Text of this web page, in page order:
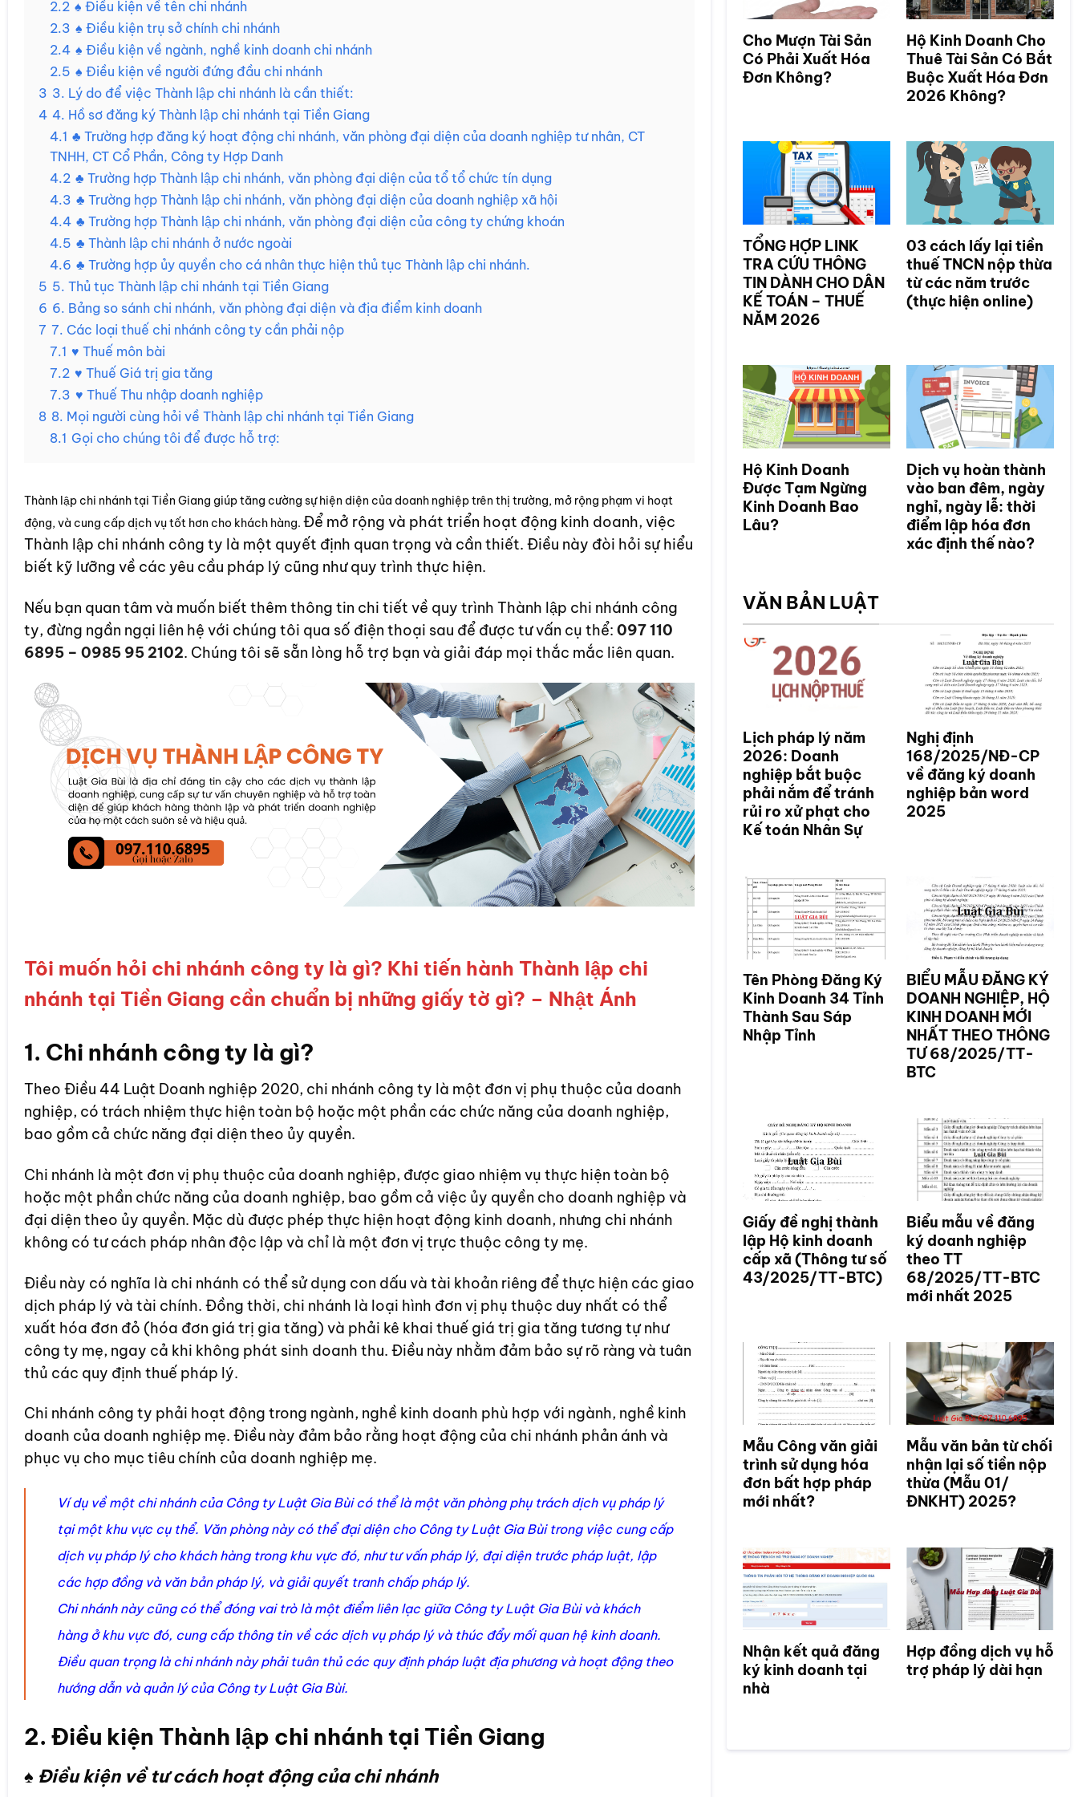
2.2 ♠ Điều kiện về tên chi nhánh
2.3 ♠ Điều kiện trụ sở chính chi nhánh
2.4 ♠ Điều kiện về ngành, nghề kinh doanh chi nhánh
2.5 ♠ Điều kiện về người đứng đầu chi nhánh
3 3. Lý do để việc Thành lập chi nhánh là cần thiết:
4 4. Hồ sơ đăng ký Thành lập chi nhánh tại Tiền Giang
4.1 ♣ Trường hợp đăng ký hoạt động chi nhánh, văn phòng đại diện của doanh nghiệp tư nhân, CT
TNHH, CT Cổ Phần, Công ty Hợp Danh
4.2 ♣ Trường hợp Thành lập chi nhánh, văn phòng đại diện của tổ tổ chức tín dụng
4.3 ♣ Trường hợp Thành lập chi nhánh, văn phòng đại diện của doanh nghiệp xã hội
4.4 ♣ Trường hợp Thành lập chi nhánh, văn phòng đại diện của công ty chứng khoán
4.5 ♣ Thành lập chi nhánh ở nước ngoài
4.6 ♣ Trường hợp ủy quyền cho cá nhân thực hiện thủ tục Thành lập chi nhánh.
5 5. Thủ tục Thành lập chi nhánh tại Tiền Giang
6 6. Bảng so sánh chi nhánh, văn phòng đại diện và địa điểm kinh doanh
7 7. Các loại thuế chi nhánh công ty cần phải nộp
7.1 ♥ Thuế môn bài
7.2 ♥ Thuế Giá trị gia tăng
7.3 ♥ Thuế Thu nhập doanh nghiệp
8 8. Mọi người cùng hỏi về Thành lập chi nhánh tại Tiền Giang
8.1 Gọi cho chúng tôi để được hỗ trợ:
Thành lập chi nhánh tại Tiền Giang giúp tăng cường sự hiện diện của doanh nghiệp trên thị trường, mở rộng phạm vi hoạt
động, và cung cấp dịch vụ tốt hơn cho khách hàng. Để mở rộng và phát triển hoạt động kinh doanh, việc
Thành lập chi nhánh công ty là một quyết định quan trọng và cần thiết. Điều này đòi hỏi sự hiểu
biết kỹ lưỡng về các yêu cầu pháp lý cũng như quy trình thực hiện.
Nếu bạn quan tâm và muốn biết thêm thông tin chi tiết về quy trình Thành lập chi nhánh công
ty, đừng ngần ngại liên hệ với chúng tôi qua số điện thoại sau để được tư vấn cụ thể: 097 110
6895 – 0985 95 2102. Chúng tôi sẽ sẵn lòng hỗ trợ bạn và giải đáp mọi thắc mắc liên quan.
Tôi muốn hỏi chi nhánh công ty là gì? Khi tiến hành Thành lập chi
nhánh tại Tiền Giang cần chuẩn bị những giấy tờ gì? – Nhật Ánh
1. Chi nhánh công ty là gì?
Theo Điều 44 Luật Doanh nghiệp 2020, chi nhánh công ty là một đơn vị phụ thuộc của doanh
nghiệp, có trách nhiệm thực hiện toàn bộ hoặc một phần các chức năng của doanh nghiệp,
bao gồm cả chức năng đại diện theo ủy quyền.
Chi nhánh là một đơn vị phụ thuộc của doanh nghiệp, được giao nhiệm vụ thực hiện toàn bộ
hoặc một phần chức năng của doanh nghiệp, bao gồm cả việc ủy quyền cho doanh nghiệp và
đại diện theo ủy quyền. Mặc dù được phép thực hiện hoạt động kinh doanh, nhưng chi nhánh
không có tư cách pháp nhân độc lập và chỉ là một đơn vị trực thuộc công ty mẹ.
Điều này có nghĩa là chi nhánh có thể sử dụng con dấu và tài khoản riêng để thực hiện các giao
dịch pháp lý và tài chính. Đồng thời, chi nhánh là loại hình đơn vị phụ thuộc duy nhất có thể
xuất hóa đơn đỏ (hóa đơn giá trị gia tăng) và phải kê khai thuế giá trị gia tăng tương tự như
công ty mẹ, ngay cả khi không phát sinh doanh thu. Điều này nhằm đảm bảo sự rõ ràng và tuân
thủ các quy định thuế pháp lý.
Chi nhánh công ty phải hoạt động trong ngành, nghề kinh doanh phù hợp với ngành, nghề kinh
doanh của doanh nghiệp mẹ. Điều này đảm bảo rằng hoạt động của chi nhánh phản ánh và
phục vụ cho mục tiêu chính của doanh nghiệp mẹ.
Ví dụ về một chi nhánh của Công ty Luật Gia Bùi có thể là một văn phòng phụ trách dịch vụ pháp lý
tại một khu vực cụ thể. Văn phòng này có thể đại diện cho Công ty Luật Gia Bùi trong việc cung cấp
dịch vụ pháp lý cho khách hàng trong khu vực đó, như tư vấn pháp lý, đại diện trước pháp luật, lập
các hợp đồng và văn bản pháp lý, và giải quyết tranh chấp pháp lý.
Chi nhánh này cũng có thể đóng vai trò là một điểm liên lạc giữa Công ty Luật Gia Bùi và khách
hàng ở khu vực đó, cung cấp thông tin về các dịch vụ pháp lý và thúc đẩy mối quan hệ kinh doanh.
Điều quan trọng là chi nhánh này phải tuân thủ các quy định pháp luật địa phương và hoạt động theo
hướng dẫn và quản lý của Công ty Luật Gia Bùi.
2. Điều kiện Thành lập chi nhánh tại Tiền Giang
♠ Điều kiện về tư cách hoạt động của chi nhánh
Cho Mượn Tài Sản
Có Phải Xuất Hóa
Đơn Không?
Hộ Kinh Doanh Cho
Thuê Tài Sản Có Bắt
Buộc Xuất Hóa Đơn
2026 Không?
TỔNG HỢP LINK
TRA CỨU THÔNG
TIN DÀNH CHO DÂN
KẾ TOÁN – THUẾ
NĂM 2026
03 cách lấy lại tiền
thuế TNCN nộp thừa
từ các năm trước
(thực hiện online)
Hộ Kinh Doanh
Được Tạm Ngừng
Kinh Doanh Bao
Lâu?
Dịch vụ hoàn thành
vào ban đêm, ngày
nghỉ, ngày lễ: thời
điểm lập hóa đơn
xác định thế nào?
VĂN BẢN LUẬT
Lịch pháp lý năm
2026: Doanh
nghiệp bắt buộc
phải nắm để tránh
rủi ro xử phạt cho
Kế toán Nhân Sự
Nghị định
168/2025/NĐ-CP
về đăng ký doanh
nghiệp bản word
2025
Tên Phòng Đăng Ký
Kinh Doanh 34 Tỉnh
Thành Sau Sáp
Nhập Tỉnh
BIỂU MẪU ĐĂNG KÝ
DOANH NGHIỆP, HỘ
KINH DOANH MỚI
NHẤT THEO THÔNG
TƯ 68/2025/TT-
BTC
Giấy đề nghị thành
lập Hộ kinh doanh
cấp xã (Thông tư số
43/2025/TT-BTC)
Biểu mẫu về đăng
ký doanh nghiệp
theo TT
68/2025/TT-BTC
mới nhất 2025
Mẫu Công văn giải
trình sử dụng hóa
đơn bất hợp pháp
mới nhất?
Mẫu văn bản từ chối
nhận lại số tiền nộp
thừa (Mẫu 01/
ĐNKHT) 2025?
Nhận kết quả đăng
ký kinh doanh tại
nhà
Hợp đồng dịch vụ hỗ
trợ pháp lý dài hạn